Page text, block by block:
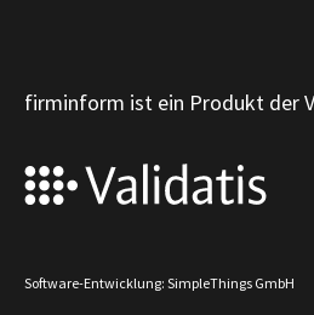
firminform ist ein Produkt der
Software-Entwicklung: SimpleThings GmbH